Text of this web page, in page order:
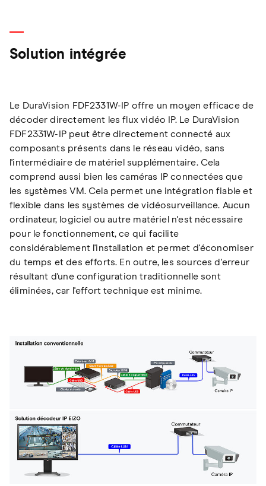
Solution intégrée
Le DuraVision FDF2331W-IP offre un moyen efficace de
décoder directement les flux vidéo IP. Le DuraVision
FDF2331W-IP peut être directement connecté aux
composants présents dans le réseau vidéo, sans
l'intermédiaire de matériel supplémentaire. Cela
comprend aussi bien les caméras IP connectées que
les systèmes VM. Cela permet une intégration fiable et
flexible dans les systèmes de vidéosurveillance. Aucun
ordinateur, logiciel ou autre matériel n'est nécessaire
pour le fonctionnement, ce qui facilite
considérablement l'installation et permet d'économiser
du temps et des efforts. En outre, les sources d'erreur
résultant d'une configuration traditionnelle sont
éliminées, car l'effort technique est minime.